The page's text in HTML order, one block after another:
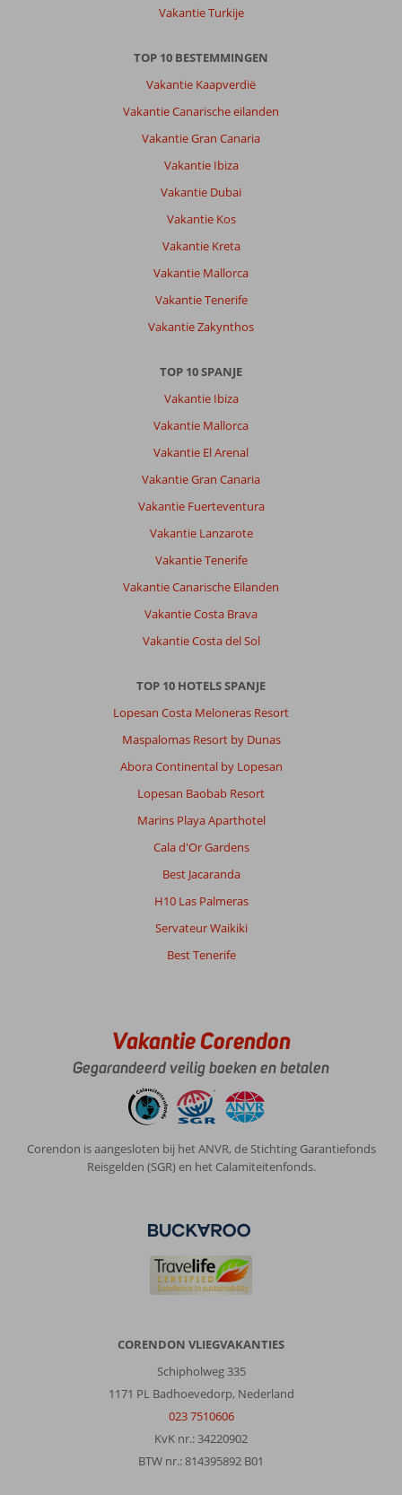
Vakantie Turkije
TOP 10 BESTEMMINGEN
Vakantie Kaapverdië
Vakantie Canarische eilanden
Vakantie Gran Canaria
Vakantie Ibiza
Vakantie Dubai
Vakantie Kos
Vakantie Kreta
Vakantie Mallorca
Vakantie Tenerife
Vakantie Zakynthos
TOP 10 SPANJE
Vakantie Ibiza
Vakantie Mallorca
Vakantie El Arenal
Vakantie Gran Canaria
Vakantie Fuerteventura
Vakantie Lanzarote
Vakantie Tenerife
Vakantie Canarische Eilanden
Vakantie Costa Brava
Vakantie Costa del Sol
TOP 10 HOTELS SPANJE
Lopesan Costa Meloneras Resort
Maspalomas Resort by Dunas
Abora Continental by Lopesan
Lopesan Baobab Resort
Marins Playa Aparthotel
Cala d'Or Gardens
Best Jacaranda
H10 Las Palmeras
Servateur Waikiki
Best Tenerife
Vakantie Corendon
Gegarandeerd veilig boeken en betalen
Corendon is aangesloten bij het ANVR, de Stichting Garantiefonds
Reisgelden (SGR) en het Calamiteitenfonds.
CORENDON VLIEGVAKANTIES
Schipholweg 335
1171 PL Badhoevedorp, Nederland
023 7510606
KvK nr.: 34220902
BTW nr.: 814395892 B01